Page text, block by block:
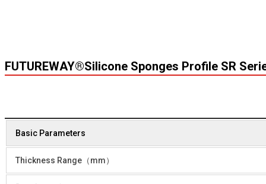
FUTUREWAY®Silicone Sponges Profile SR
Basic Parameters
Thickness Range（mm）